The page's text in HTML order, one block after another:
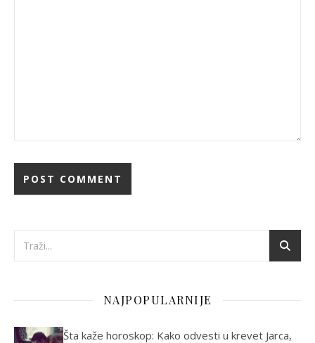
NAJPOPULARNIJE
Šta kaže horoskop: Kako odvesti u krevet Jarca,